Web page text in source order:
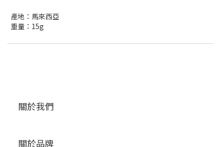
產地：馬來西亞
重量：15g
關於我們
關於品牌